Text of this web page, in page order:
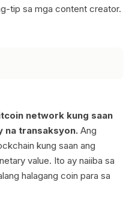
tip sa mga content creator.
network kung saan
na transaksyon. Ang
kung saan ang
value. Ito ay naiiba sa
halagang coin para sa